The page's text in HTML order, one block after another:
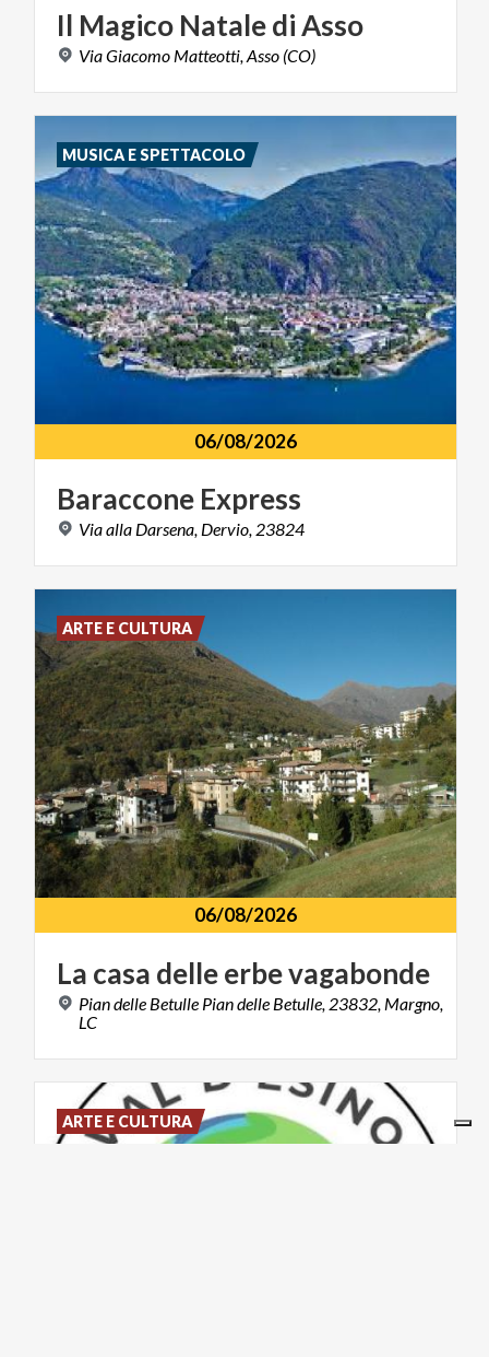
Il Magico NatalediAsso
ViaGiacomo Matteotti, Asso (CO)
06/08/2026
Baraccone Express
Viaalla Darsena, Dervio, 23824
MUSICA E SPETTACOLO
06/08/2026
La casa delleerbevagabonde
Pian delle Betulle Pian delle Betulle, 23832, Margno,
LC
ARTE E CULTURA
ARTE E CULTURA